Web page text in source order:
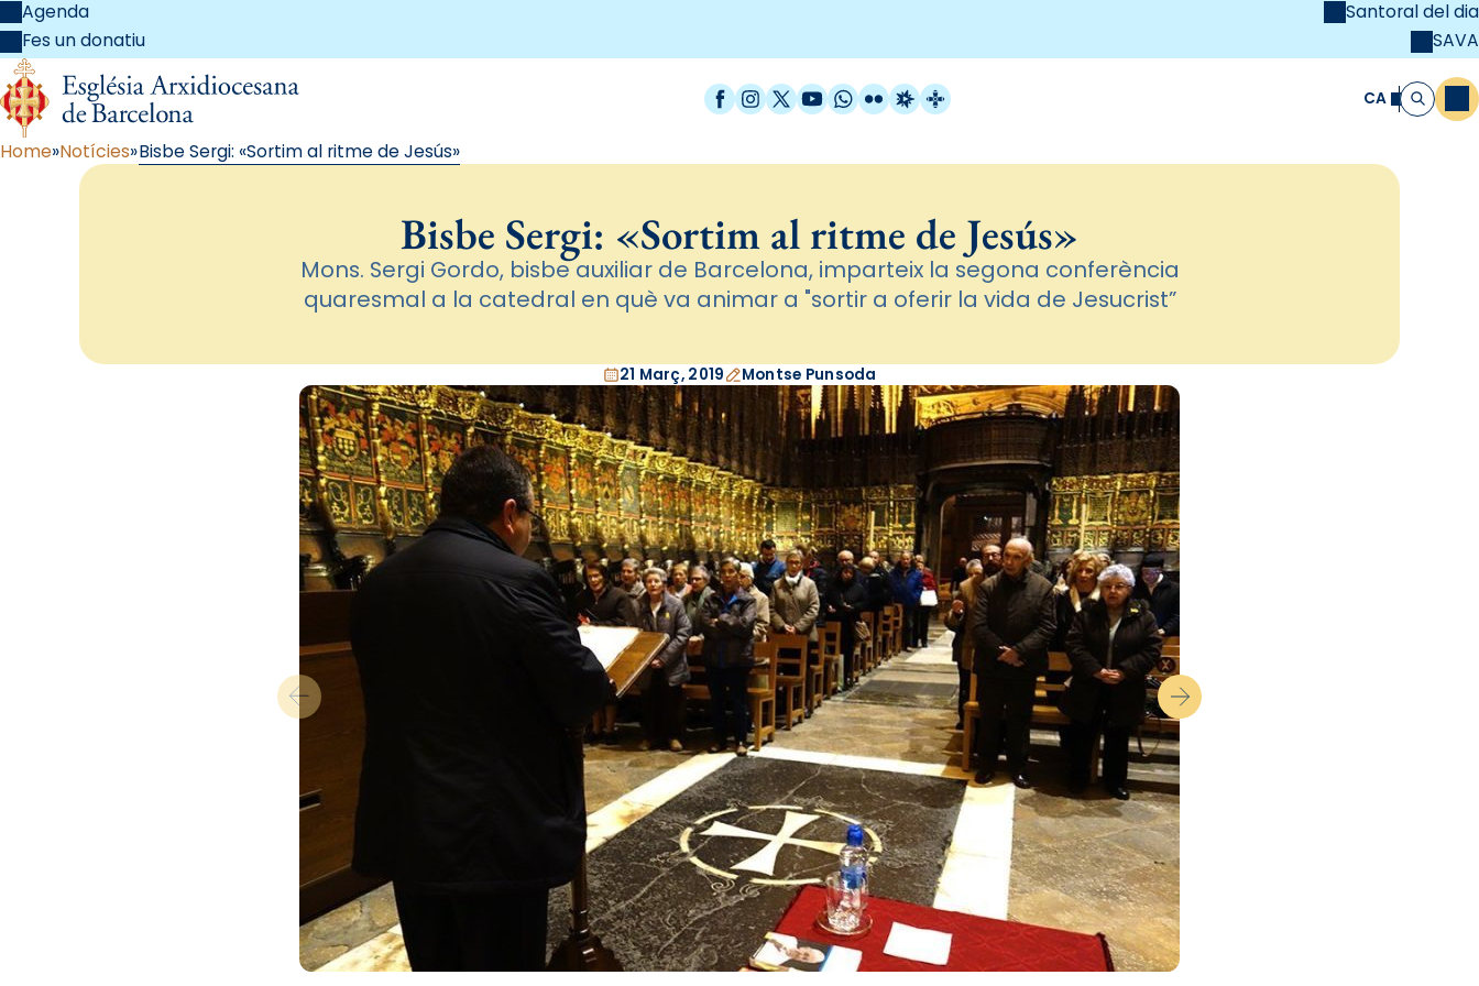
Agenda
Fes un donatiu
Santoral del dia
SAVA
Facebook
Instagram
X / Twitter
YouTube
WhatsApp
FlickrRadio Estel
Catalunya Cristiana CA Cerca
Home Notícies Bisbe Sergi: «Sortim al ritme de Jesús»
Bisbe Sergi: «Sortim al ritme de Jesús»
Mons. Sergi Gordo, bisbe auxiliar de Barcelona, imparteix la segona conferència
quaresmal a la catedral en què va animar a "sortir a oferir la vida de Jesucrist”
21 Març, 2019 Montse Punsoda